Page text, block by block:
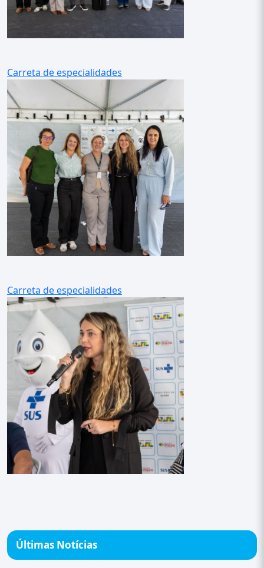
Carreta de especialidades
Carreta de especialidades
Últimas Notícias